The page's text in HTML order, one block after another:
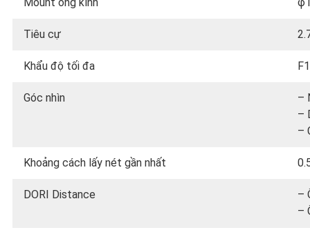
Tiêu cự
Khẩu độ tối đa
Góc nhìn
–
–
–
Khoảng cách lấy nét gần nhất
DORI Distance
–
–